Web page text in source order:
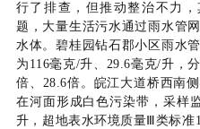
行了排查，但推动整治不力
题，大量生活污水通过雨水管
水体。碧桂园钻石郡小区雨水
为116毫克/升、29.6毫克/升，
倍、28.6倍。皖江大道桥西南
在河面形成白色污染带，采样
升，超地表水环境质量Ⅲ类标准